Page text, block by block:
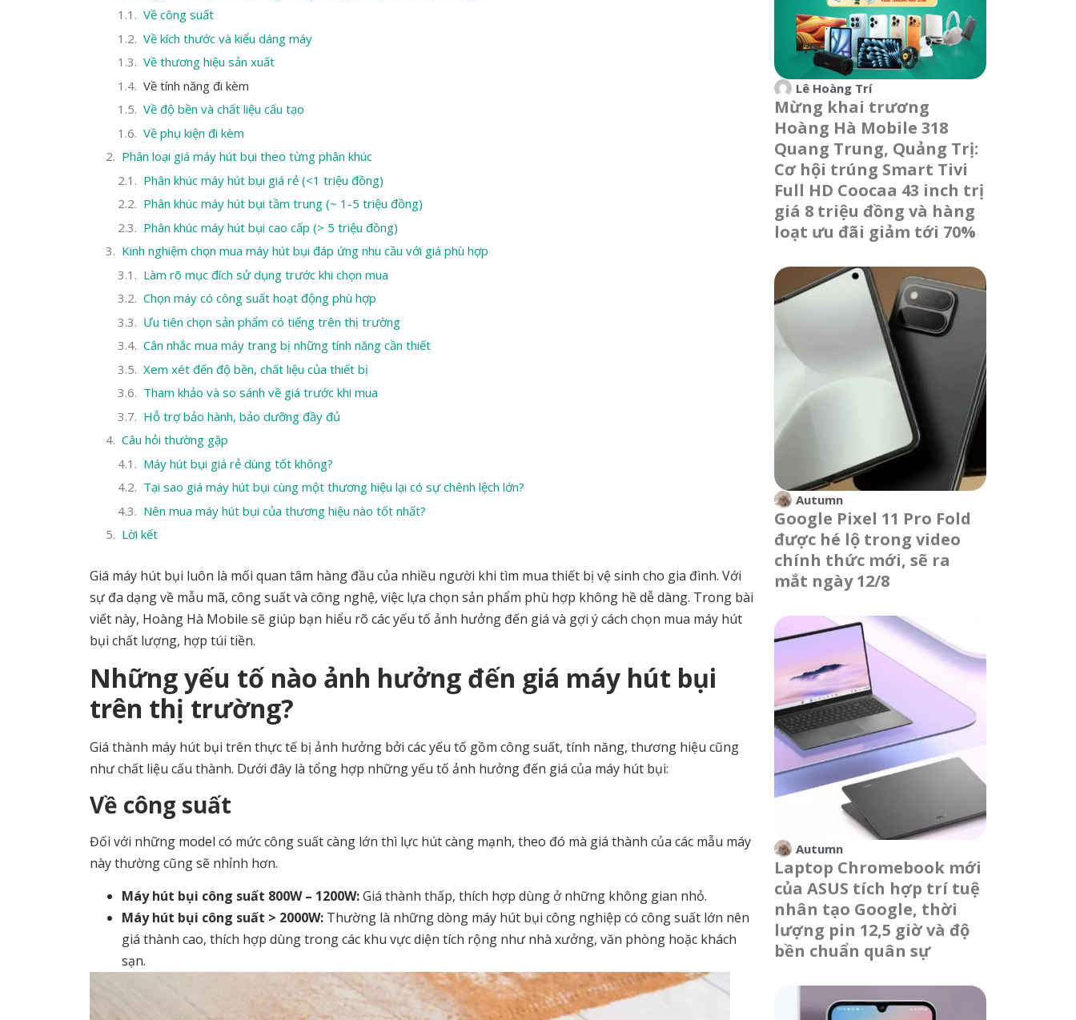
Về công suất
Về kích thước và kiểu dáng máy
Về thương hiệu sản xuất
Về tính năng đi kèm
Về độ bền và chất liệu cấu tạo
Về phụ kiện đi kèm
Phân loại giá máy hút bụi theo từng phân khúc
Phân khúc máy hút bụi giá rẻ (<1 triệu đồng)
Phân khúc máy hút bụi tầm trung (~ 1-5 triệu đồng)
Phân khúc máy hút bụi cao cấp (> 5 triệu đồng)
Kinh nghiệm chọn mua máy hút bụi đáp ứng nhu cầu với giá phù hợp
Làm rõ mục đích sử dụng trước khi chọn mua
Chọn máy có công suất hoạt động phù hợp
Ưu tiên chọn sản phẩm có tiếng trên thị trường
Cân nhắc mua máy trang bị những tính năng cần thiết
Xem xét đến độ bền, chất liệu của thiết bị
Tham khảo và so sánh về giá trước khi mua
Hỗ trợ bảo hành, bảo dưỡng đầy đủ
Câu hỏi thường gặp
Máy hút bụi giá rẻ dùng tốt không?
Tại sao giá máy hút bụi cùng một thương hiệu lại có sự chênh lệch lớn?
Nên mua máy hút bụi của thương hiệu nào tốt nhất?
Lời kết
Giá máy hút bụi luôn là mối quan tâm hàng đầu của nhiều người khi tìm mua thiết bị vệ sinh cho gia đình. Với
sự đa dạng về mẫu mã, công suất và công nghệ, việc lựa chọn sản phẩm phù hợp không hề dễ dàng. Trong bài
viết này, Hoàng Hà Mobile sẽ giúp bạn hiểu rõ các yếu tố ảnh hưởng đến giá và gợi ý cách chọn mua máy hút
bụi chất lượng, hợp túi tiền.
Những yếu tố nào ảnh hưởng đến giá máy hút bụi
trên thị trường?
Giá thành máy hút bụi trên thực tế bị ảnh hưởng bởi các yếu tố gồm công suất, tính năng, thương hiệu cũng
như chất liệu cấu thành. Dưới đây là tổng hợp những yếu tố ảnh hưởng đến giá của máy hút bụi:
Về công suất
Đối với những model có mức công suất càng lớn thì lực hút càng mạnh, theo đó mà giá thành của các mẫu máy
này thường cũng sẽ nhỉnh hơn.
Máy hút bụi công suất 800W – 1200W:Giá thành thấp, thích hợp dùng ở những không gian nhỏ.
Máy hút bụi công suất > 2000W: Thường là những dòng máy hút bụi công nghiệp có công suất lớn nên
giá thành cao, thích hợp dùng trong các khu vực diện tích rộng như nhà xưởng, văn phòng hoặc khách
sạn.
Lê Hoàng Trí
Mừng khai trương
Hoàng Hà Mobile 318
Quang Trung, Quảng Trị:
Cơ hội trúng Smart Tivi
Full HD Coocaa 43 inch trị
giá 8 triệu đồng và hàng
loạt ưu đãi giảm tới 70%
Autumn
Google Pixel 11 Pro Fold
được hé lộ trong video
chính thức mới, sẽ ra
mắt ngày 12/8
Autumn
Laptop Chromebook mới
của ASUS tích hợp trí tuệ
nhân tạo Google, thời
lượng pin 12,5 giờ và độ
bền chuẩn quân sự